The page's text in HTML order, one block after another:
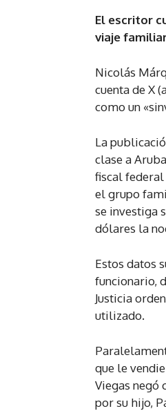
El escritor
viaje
Nicolás
cuenta de X
como un
La
clase a
fiscal
el grupo
se investiga
dólares la
Estos datos
funcionario,
Justicia
utilizado.
que le
Viegas negó
por su hijo,